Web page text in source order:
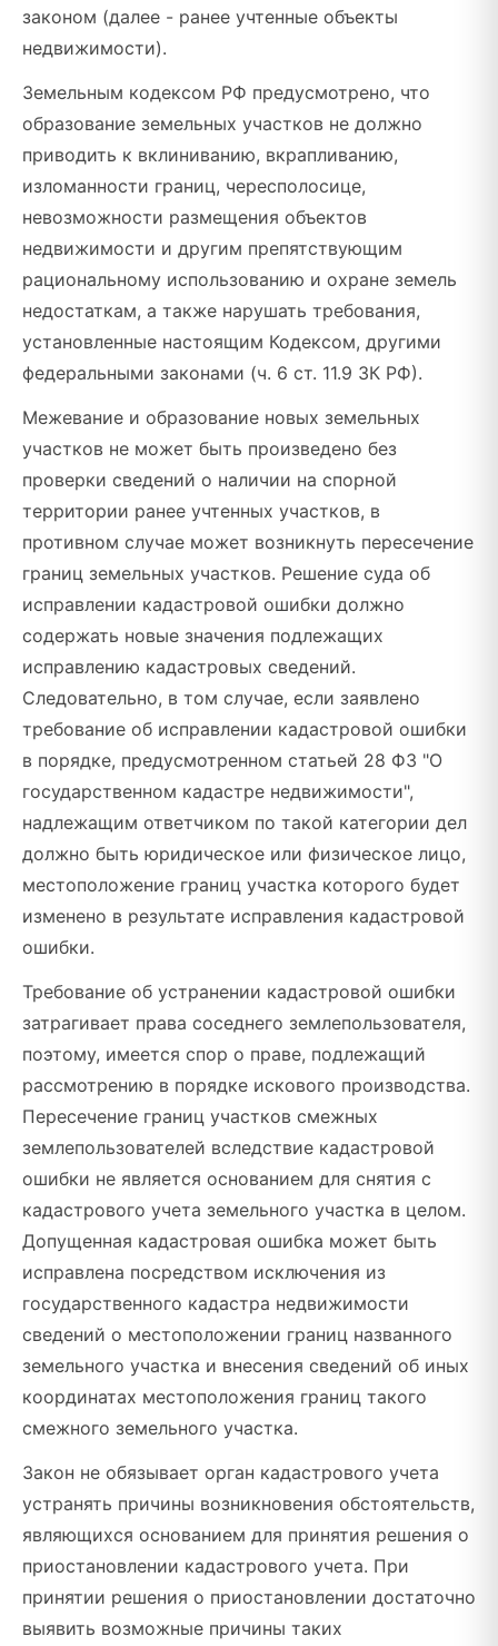
законом (далее - ранее учтенные объекты
недвижимости).
Земельным кодексом РФ предусмотрено, что
образование земельных участков не должно
приводить к вклиниванию, вкрапливанию,
изломанности границ, чересполосице,
невозможности размещения объектов
недвижимости и другим препятствующим
рациональному использованию и охране земель
недостаткам, а также нарушать требования,
установленные настоящим Кодексом, другими
федеральными законами (ч. 6 ст. 11.9 ЗК РФ).
Межевание и образование новых земельных
участков не может быть произведено без
проверки сведений о наличии на спорной
территории ранее учтенных участков, в
противном случае может возникнуть пересечение
границ земельных участков. Решение суда об
исправлении кадастровой ошибки должно
содержать новые значения подлежащих
исправлению кадастровых сведений.
Следовательно, в том случае, если заявлено
требование об исправлении кадастровой ошибки
в порядке, предусмотренном статьей 28 ФЗ "О
государственном кадастре недвижимости",
надлежащим ответчиком по такой категории дел
должно быть юридическое или физическое лицо,
местоположение границ участка которого будет
изменено в результате исправления кадастровой
ошибки.
Требование об устранении кадастровой ошибки
затрагивает права соседнего землепользователя,
поэтому, имеется спор о праве, подлежащий
рассмотрению в порядке искового производства.
Пересечение границ участков смежных
землепользователей вследствие кадастровой
ошибки не является основанием для снятия с
кадастрового учета земельного участка в целом.
Допущенная кадастровая ошибка может быть
исправлена посредством исключения из
государственного кадастра недвижимости
сведений о местоположении границ названного
земельного участка и внесения сведений об иных
координатах местоположения границ такого
смежного земельного участка.
Закон не обязывает орган кадастрового учета
устранять причины возникновения обстоятельств,
являющихся основанием для принятия решения о
приостановлении кадастрового учета. При
принятии решения о приостановлении достаточно
выявить возможные причины таких